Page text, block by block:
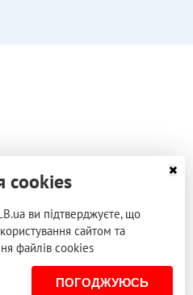
cookies
ви підтверджуєте, що
сайтом та
файлів cookies
ПОГОДЖУЮСЬ